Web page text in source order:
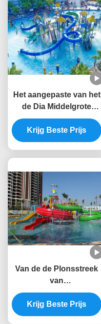
Het aangepaste van het
de Dia Middelgrote
Thema van het
Speelplaatswater Park
Aqua Tower
Krijg Beste Prijs
Van de de Plonsstreek
van
speelplaatskinderen de
Anti UViso TUV ROHS
Certificatie van de het
Krijg Beste Prijs